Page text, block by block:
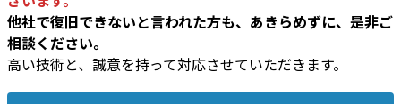
他社で復旧できないと言われた方も、あきらめずに、是非ご
相談ください。
高い技術と、誠意を持って対応させていただきます。